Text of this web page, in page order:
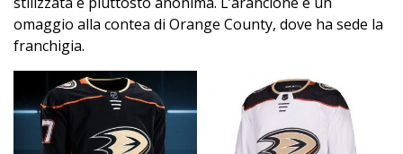
omaggio alla contea di Orange County, dove ha sede la
franchigia.